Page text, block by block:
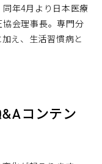
年4月より日本医療
会理事長。専門分
え、生活習慣病と
コンテン